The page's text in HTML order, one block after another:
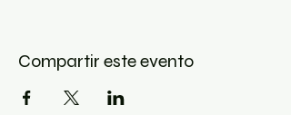
Compartir este evento